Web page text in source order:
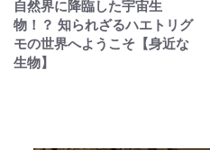
自然界に降臨した宇宙生
物！？ 知られざるハエトリグ
モの世界へようこそ【身近な
生物】